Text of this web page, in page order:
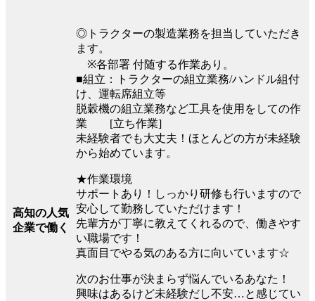
高知の人気
企業で働く
◎トラクターの製造業務を担当していただき
ます。
※各部署 付随する作業あり。
■組立：トラクターの組立業務/ハンドル組付
け、運転席組立等
脱穀機の組立業務など工具を使用をしての作
業 [立ち作業]
未経験者でも大丈夫！ほとんどの方が未経験
から始めています。
★作業環境
サポートあり！しっかり研修も行いますので
安心して勤務していただけます！
先輩方が丁寧に教えてくれるので、働きやす
い職場です！
真面目でやる気のある方に向いています☆
次のお仕事が決まらず悩んでいるあなた！
興味はあるけど未経験だし不安…と感じてい